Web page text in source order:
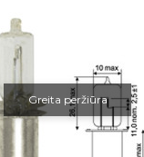
Greita peržiūra